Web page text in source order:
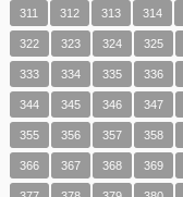
311 312 313 314
322 323 324 325
333 334 335 336
344 345 346 347
355 356 357 358
366 367 368 369